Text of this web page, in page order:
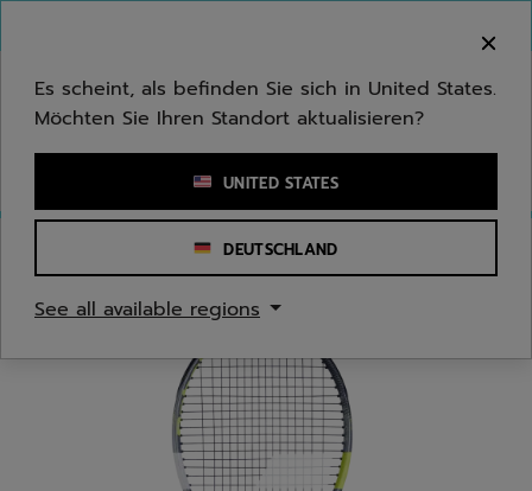
Stichwort oder Artikelnummer eingeben
Es scheint, als befinden Sie sich in United States.
Möchten Sie Ihren Standort aktualisieren?
UNITED STATES
DEUTSCHLAND
See all available regions